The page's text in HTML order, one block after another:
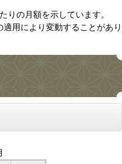
りの月額を示しています。
用により変動することがあり